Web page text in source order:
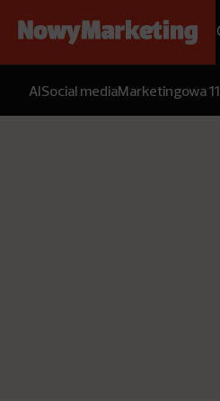
AISocial mediaMarketingowa 11